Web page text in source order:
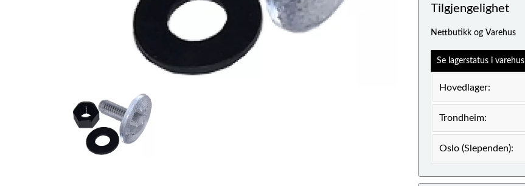
Tilgjengelighet
Nettbutikk og Varehus
Se lagerstatus i varehus
Hovedlager:
Trondheim:
Oslo (Slependen):